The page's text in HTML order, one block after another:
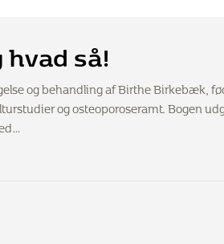
så!
og behandling af Birthe Birkebæk,
og osteoporoseramt. Bogen